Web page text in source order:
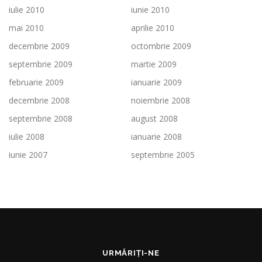
iulie 2010
iunie 2010
mai 2010
aprilie 2010
decembrie 2009
octombrie 2009
septembrie 2009
martie 2009
februarie 2009
ianuarie 2009
decembrie 2008
noiembrie 2008
septembrie 2008
august 2008
iulie 2008
ianuarie 2008
iunie 2007
septembrie 2005
URMĂRIȚI-NE